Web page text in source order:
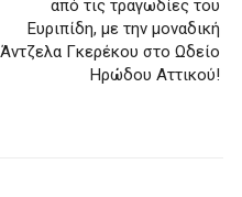
από τις τραγωδίες του
Ευριπίδη, με την μοναδική
Άντζελα Γκερέκου στο Ωδείο
Ηρώδου Αττικού!